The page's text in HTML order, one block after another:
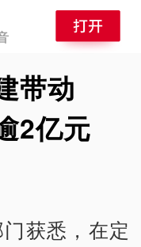
带动
2亿元
获悉，在定